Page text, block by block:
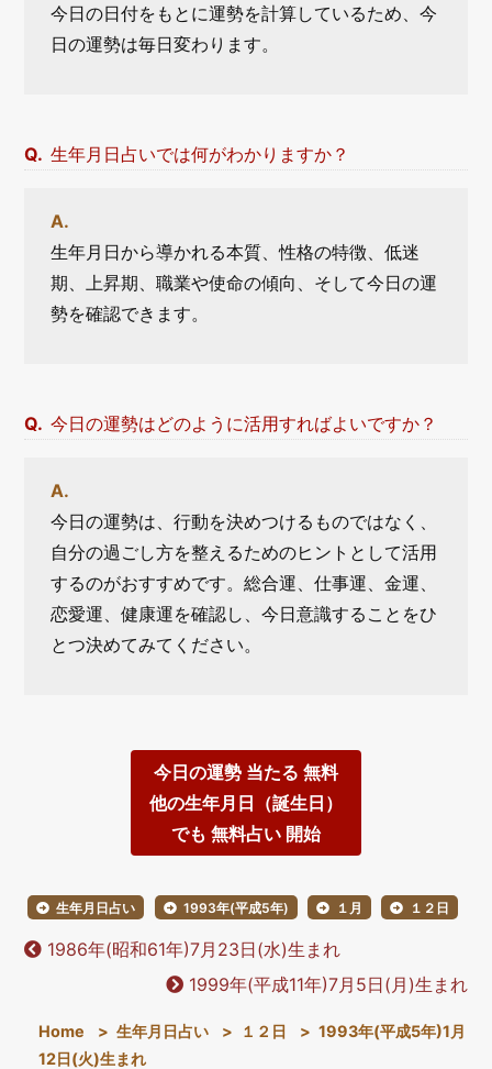
今日の日付をもとに運勢を計算しているため、今
日の運勢は毎日変わります。
生年月日占いでは何がわかりますか？
生年月日から導かれる本質、性格の特徴、低迷
期、上昇期、職業や使命の傾向、そして今日の運
勢を確認できます。
今日の運勢はどのように活用すればよいですか？
今日の運勢は、行動を決めつけるものではなく、
自分の過ごし方を整えるためのヒントとして活用
するのがおすすめです。総合運、仕事運、金運、
恋愛運、健康運を確認し、今日意識することをひ
とつ決めてみてください。
今日の運勢 当たる 無料
他の生年月日（誕生日）
でも 無料占い 開始
生年月日占い 1993年(平成5年) １月 １２日
1986年(昭和61年)7月23日(水)生まれ
1999年(平成11年)7月5日(月)生まれ
Home > 生年月日占い > １２日 > 1993年(平成5年)1月
12日(火)生まれ